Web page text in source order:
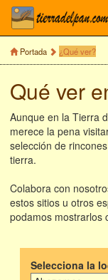
Portada ¿Qué ver?
Qué ver
Aunque en la Tierra
merece la pena
selección de
tierra.
Colabora con
estos sitios u otros
podamos mostrarlos
Selecciona la